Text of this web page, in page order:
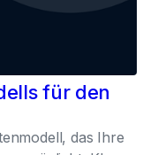
für den
das Ihre